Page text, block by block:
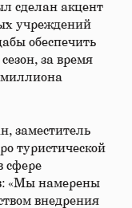
сделан акцент
учреждений
обеспечить
за время
миллиона
заместитель
туристической
сфере
«Мы намерены
внедрения